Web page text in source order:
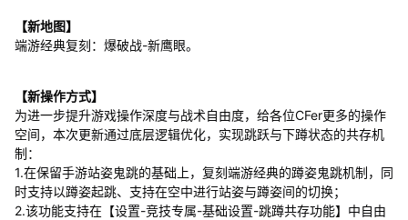
【新地图】
端游经典复刻：爆破战-新鹰眼。
【新操作方式】
为进一步提升游戏操作深度与战术自由度，给各位CFer更多的操作
空间，本次更新通过底层逻辑优化，实现跳跃与下蹲状态的共存机
制：
1.在保留手游站姿鬼跳的基础上，复刻端游经典的蹲姿鬼跳机制，同
时支持以蹲姿起跳、支持在空中进行站姿与蹲姿间的切换；
2.该功能支持在【设置-竞技专属-基础设置-跳蹲共存功能】中自由